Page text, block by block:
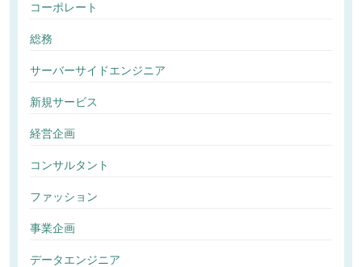
コーポレート
総務
サーバーサイドエンジニア
新規サービス
経営企画
コンサルタント
ファッション
事業企画
データエンジニア